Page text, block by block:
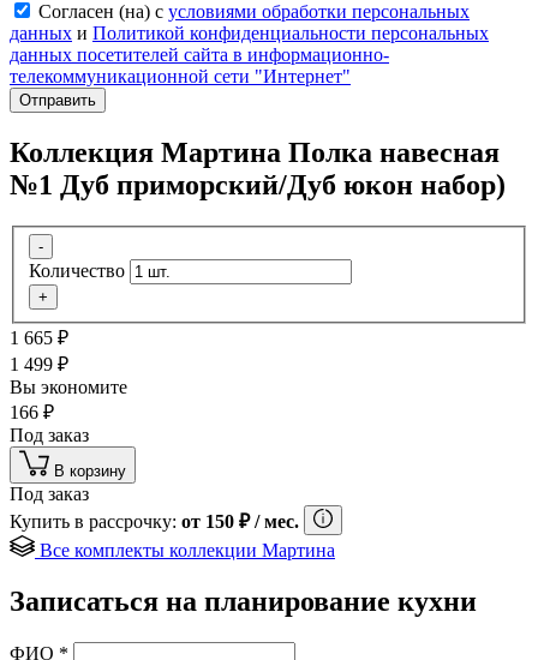
Согласен (на) с условиями обработки персональных
данных и Политикой конфиденциальности персональных
данных посетителей сайта в информационно-
телекоммуникационной сети "Интернет"
Отправить
Коллекция Мартина Полка навесная
№1 Дуб приморский/Дуб юкон набор)
-
Количество
+
1 665 ₽
1 499 ₽
Вы экономите
166 ₽
Под заказ
В корзину
Под заказ
Купить в рассрочку: от 150 ₽/ мес.
Все комплекты коллекции Мартина
Записаться на планирование кухни
ФИО *